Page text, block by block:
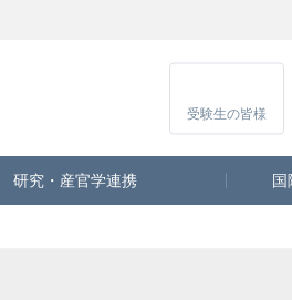
受験生の皆様
研究・産官学連携 国